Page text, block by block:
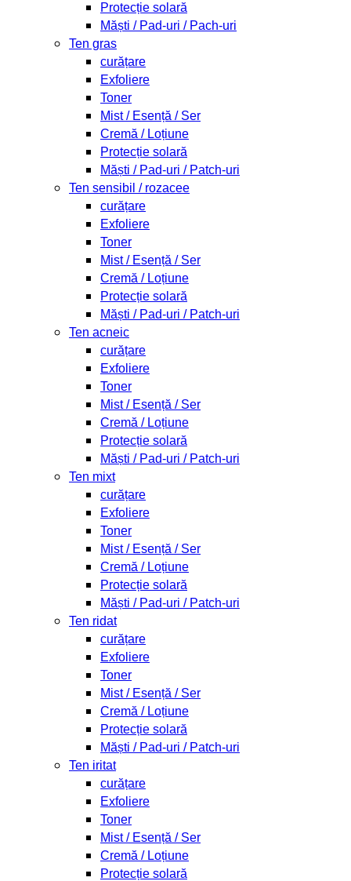
Protecție solară
Măști / Pad-uri / Pach-uri
Ten gras
curățare
Exfoliere
Toner
Mist / Esență / Ser
Cremă / Loțiune
Protecție solară
Măști / Pad-uri / Patch-uri
Ten sensibil / rozacee
curățare
Exfoliere
Toner
Mist / Esență / Ser
Cremă / Loțiune
Protecție solară
Măști / Pad-uri / Patch-uri
Ten acneic
curățare
Exfoliere
Toner
Mist / Esență / Ser
Cremă / Loțiune
Protecție solară
Măști / Pad-uri / Patch-uri
Ten mixt
curățare
Exfoliere
Toner
Mist / Esență / Ser
Cremă / Loțiune
Protecție solară
Măști / Pad-uri / Patch-uri
Ten ridat
curățare
Exfoliere
Toner
Mist / Esență / Ser
Cremă / Loțiune
Protecție solară
Măști / Pad-uri / Patch-uri
Ten iritat
curățare
Exfoliere
Toner
Mist / Esență / Ser
Cremă / Loțiune
Protecție solară